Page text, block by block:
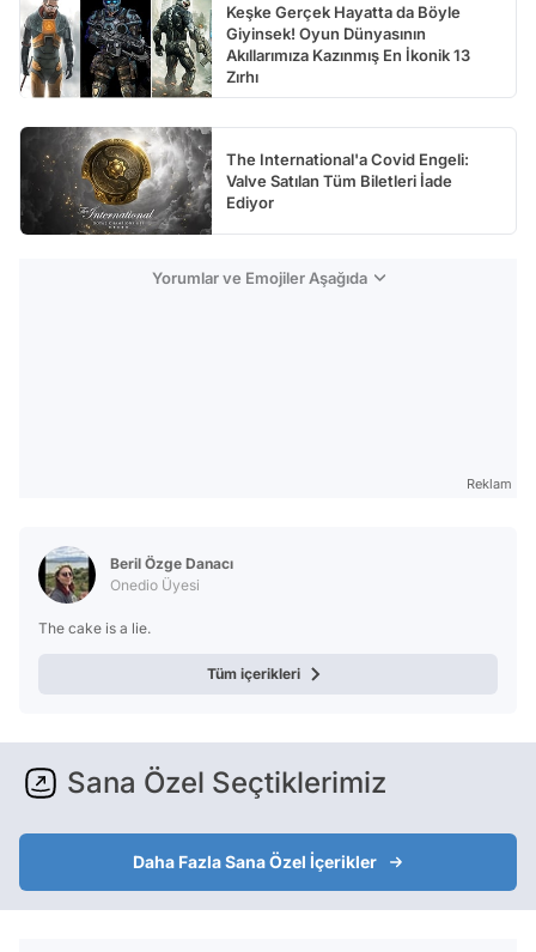
Keşke Gerçek Hayatta da Böyle
Giyinsek! Oyun Dünyasının
Akıllarımıza Kazınmış En İkonik 13
Zırhı
The International'a Covid Engeli:
Valve Satılan Tüm Biletleri İade
Ediyor
Yorumlar ve Emojiler Aşağıda
Reklam
Beril Özge Danacı
Onedio Üyesi
The cake is a lie.
Tüm içerikleri
Sana Özel Seçtiklerimiz
Daha Fazla Sana Özel İçerikler